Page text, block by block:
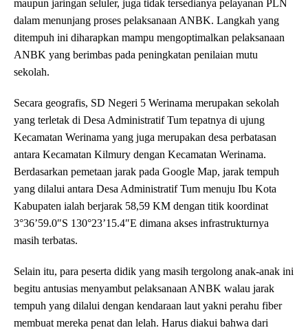
maupun jaringan seluler, juga tidak tersedianya pelayanan PLN
dalam menunjang proses pelaksanaan ANBK. Langkah yang
ditempuh ini diharapkan mampu mengoptimalkan pelaksanaan
ANBK yang berimbas pada peningkatan penilaian mutu
sekolah.
Secara geografis, SD Negeri 5 Werinama merupakan sekolah
yang terletak di Desa Administratif Tum tepatnya di ujung
Kecamatan Werinama yang juga merupakan desa perbatasan
antara Kecamatan Kilmury dengan Kecamatan Werinama.
Berdasarkan pemetaan jarak pada Google Map, jarak tempuh
yang dilalui antara Desa Administratif Tum menuju Ibu Kota
Kabupaten ialah berjarak 58,59 KM dengan titik koordinat
3°36’59.0″S 130°23’15.4″E dimana akses infrastrukturnya
masih terbatas.
Selain itu, para peserta didik yang masih tergolong anak-anak ini
begitu antusias menyambut pelaksanaan ANBK walau jarak
tempuh yang dilalui dengan kendaraan laut yakni perahu fiber
membuat mereka penat dan lelah. Harus diakui bahwa dari